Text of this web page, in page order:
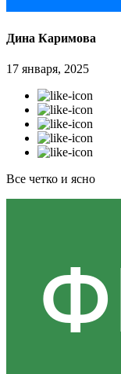
Дина Каримова
17 января, 2025
Все четко и ясно